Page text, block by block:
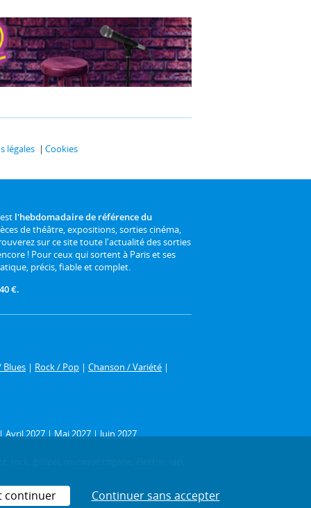
légales Cookies
l'hebdomadaire de référence du
de théâtre, expositions, sorties cinéma,
sur ce site toute l'actualité des sorties
! Pour ceux qui sortent à Paris et ses
précis, fiable et complet.
€.
Blues | Rock / Pop | Chanson / Variété |
Avril 2027|Mai 2027|Juin 2027
rock, gospel, musique tzigane, électro, rap,
continuer Continuer sans accepter